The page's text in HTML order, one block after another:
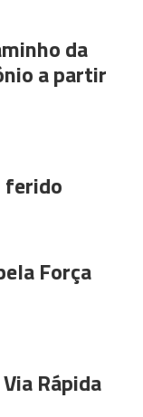
da
a partir
ferido
Força
Rápida